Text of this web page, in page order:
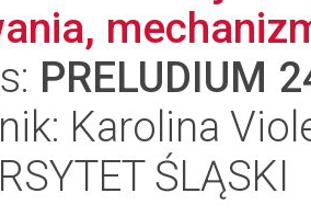
PRELUDIUM
Karolina
ŚLĄSKI